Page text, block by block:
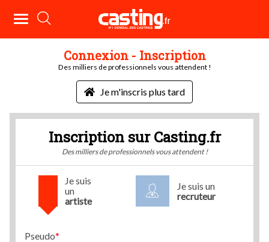
Connexion - Inscription
Des milliers de professionnels vous attendent !
Je m'inscris plus tard
Inscription sur Casting.fr
Des milliers de professionnels vous attendent !
Je suis
un
artiste
Je suis un
recruteur
Pseudo